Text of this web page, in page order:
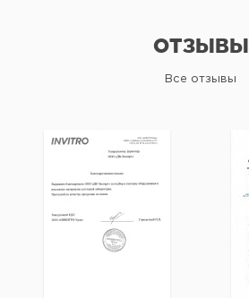
ОТЗЫВЫ
Все отзывы